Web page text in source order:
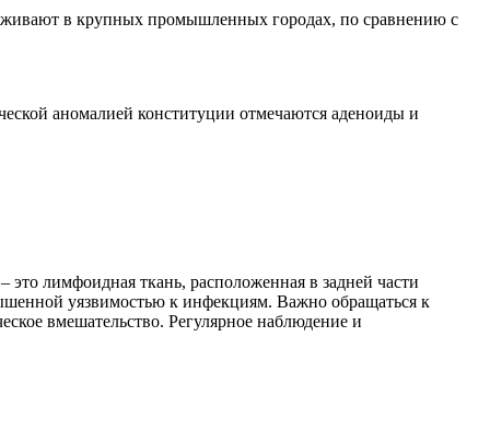
в крупных промышленных городах, по сравнению с
аномалией конституции отмечаются аденоиды и
лимфоидная ткань, расположенная в задней части
уязвимостью к инфекциям. Важно обращаться к
вмешательство. Регулярное наблюдение и